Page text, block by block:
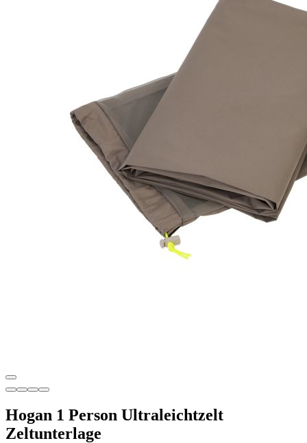
Hogan 1 Person Ultraleichtzelt
Zeltunterlage